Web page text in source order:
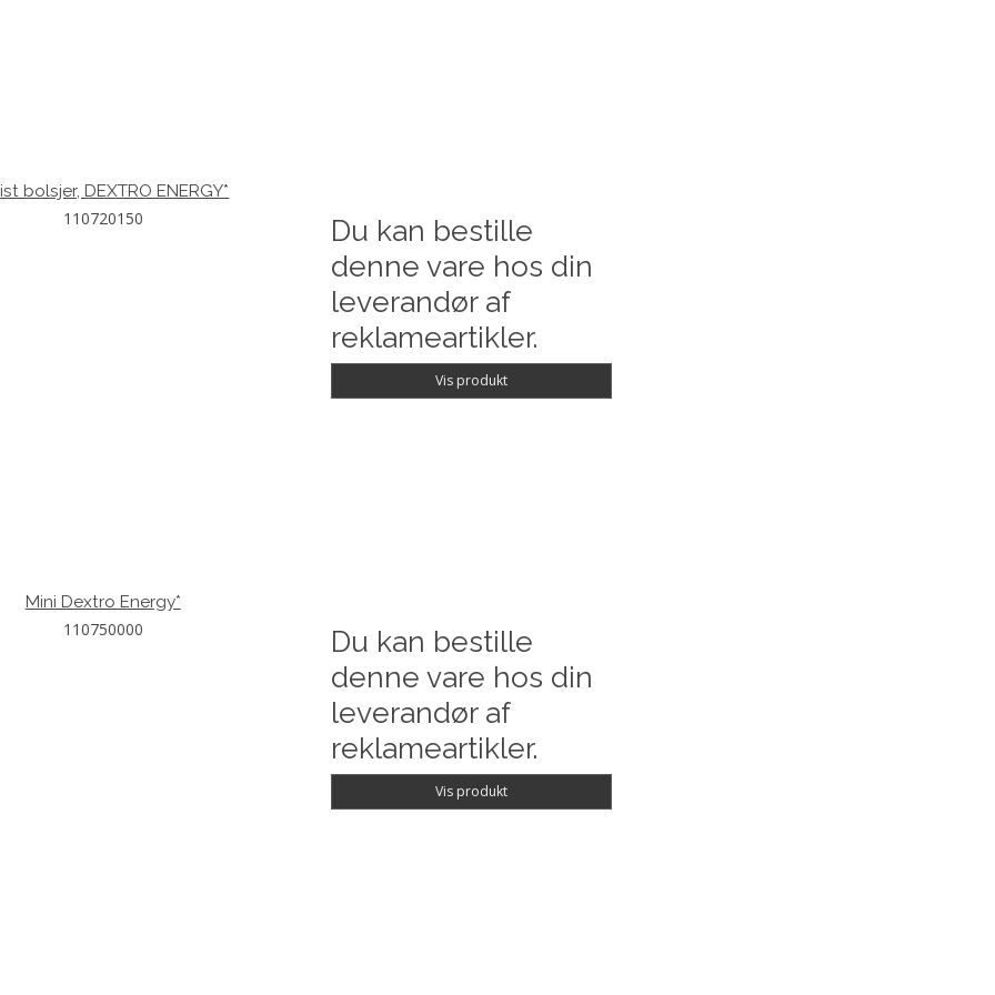
bolsjer, DEXTRO ENERGY*
110720150
Du kan bestille
denne vare hos din
leverandør af
reklameartikler.
Vis produkt
Mini Dextro Energy*
110750000
Du kan bestille
denne vare hos din
leverandør af
reklameartikler.
Vis produkt